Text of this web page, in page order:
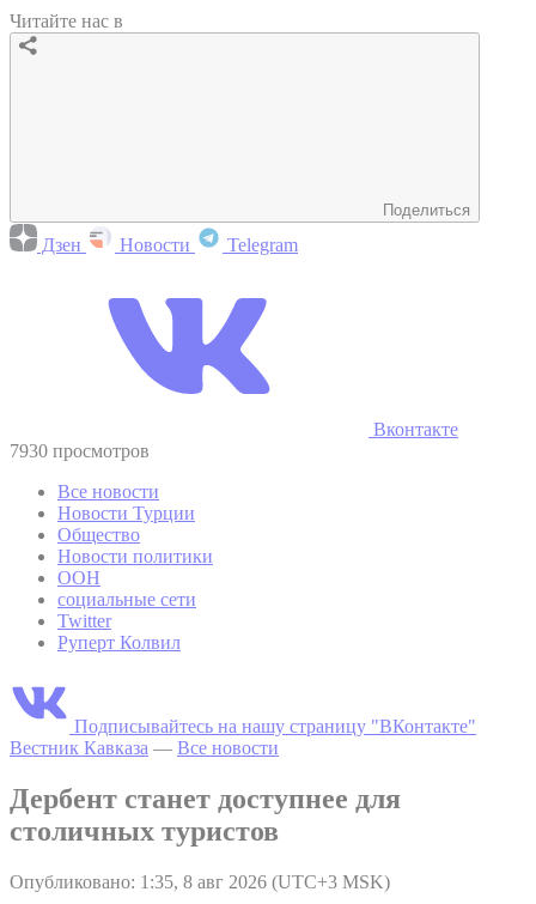
Читайте нас в
Поделиться
Дзен Новости Telegram
Вконтакте
7930 просмотров
Все новости
Новости Турции
Общество
Новости политики
ООН
социальные сети
Twitter
Руперт Колвил
Подписывайтесь на нашу страницу "ВКонтакте"
Вестник Кавказа — Все новости
Дербент станет доступнее для
столичных туристов
Опубликовано: 1:35, 8 авг 2026 (UTC+3 MSK)